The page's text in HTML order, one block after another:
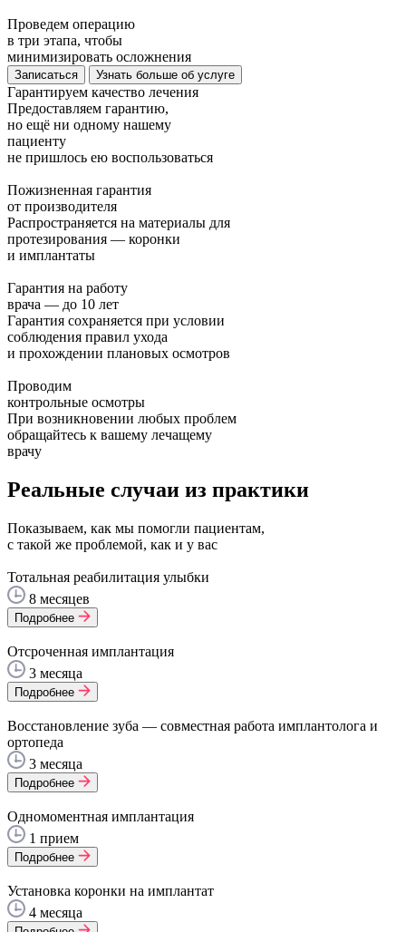
Проведем операцию
в три этапа, чтобы
минимизировать осложнения
Записаться Узнать больше об услуге
Гарантируем качество лечения
Предоставляем гарантию,
но ещё ни одному нашему
пациенту
не пришлось ею воспользоваться
Пожизненная гарантия
от производителя
Распространяется на материалы для
протезирования — коронки
и имплантаты
Гарантия на работу
врача — до 10 лет
Гарантия сохраняется при условии
соблюдения правил ухода
и прохождении плановых осмотров
Проводим
контрольные осмотры
При возникновении любых проблем
обращайтесь к вашему лечащему
врачу
Реальные случаи из практики
Показываем, как мы помогли пациентам,
с такой же проблемой, как и у вас
Тотальная реабилитация улыбки
8 месяцев
Подробнее
Отсроченная имплантация
3 месяца
Подробнее
Восстановление зуба — совместная работа имплантолога и
ортопеда
3 месяца
Подробнее
Одномоментная имплантация
1 прием
Подробнее
Установка коронки на имплантат
4 месяца